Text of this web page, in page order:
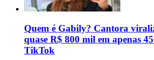
Quem é Gabily? Cantora
quase R$ 800 mil em apenas
TikTok